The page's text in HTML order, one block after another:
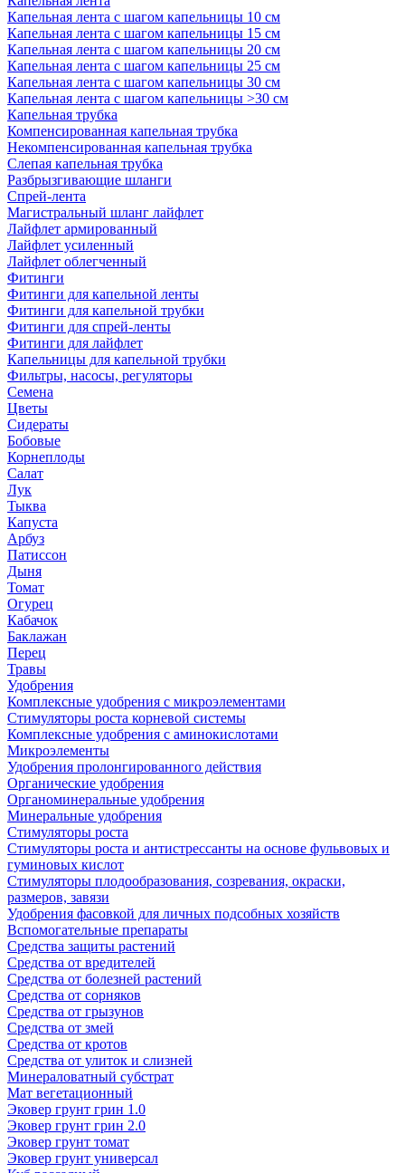
Капельная лента с шагом капельницы 10 см
Капельная лента с шагом капельницы 15 см
Капельная лента с шагом капельницы 20 см
Капельная лента с шагом капельницы 25 см
Капельная лента с шагом капельницы 30 см
Капельная лента с шагом капельницы >30 см
Капельная трубка
Компенсированная капельная трубка
Некомпенсированная капельная трубка
Слепая капельная трубка
Разбрызгивающие шланги
Спрей-лента
Магистральный шланг лайфлет
Лайфлет армированный
Лайфлет усиленный
Лайфлет облегченный
Фитинги
Фитинги для капельной ленты
Фитинги для капельной трубки
Фитинги для спрей-ленты
Фитинги для лайфлет
Капельницы для капельной трубки
Фильтры, насосы, регуляторы
Семена
Цветы
Сидераты
Бобовые
Корнеплоды
Салат
Лук
Тыква
Капуста
Арбуз
Патиссон
Дыня
Томат
Огурец
Кабачок
Баклажан
Перец
Травы
Удобрения
Комплексные удобрения с микроэлементами
Стимуляторы роста корневой системы
Комплексные удобрения с аминокислотами
Микроэлементы
Удобрения пролонгированного действия
Органические удобрения
Органоминеральные удобрения
Минеральные удобрения
Стимуляторы роста
Стимуляторы роста и антистрессанты на основе фульвовых и
гуминовых кислот
Стимуляторы плодообразования, созревания, окраски,
размеров, завязи
Удобрения фасовкой для личных подсобных хозяйств
Вспомогательные препараты
Средства защиты растений
Средства от вредителей
Средства от болезней растений
Средства от сорняков
Средства от грызунов
Средства от змей
Средства от кротов
Средства от улиток и слизней
Минераловатный субстрат
Мат вегетационный
Эковер грунт грин 1.0
Эковер грунт грин 2.0
Эковер грунт томат
Эковер грунт универсал